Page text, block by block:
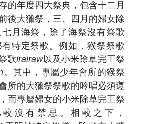
的年度四大祭典，包含十二月
後大獵祭，三、四月的婦女除
月海祭，除了海祭沒有祭歌
特定祭歌。例如，猴祭祭歌
歌irairaw以及小米除草完工祭
。其中，專屬少年會所的猴祭
所的大獵祭祭歌的吟唱必須遵
而專屬婦女的小米除草完工祭
沒有禁忌。相較之下，